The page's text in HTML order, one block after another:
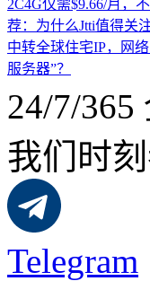
2C4G仅需$9.66/月，
荐：为什么Jtti值得关注
中转全球住宅IP，网
服务器”？
24/7/365
我们时
Telegram